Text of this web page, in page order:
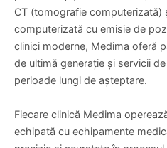
CT (tomografie computerizată)
computerizată cu emisie de
clinici moderne, Medima oferă
de ultimă generație și servicii
perioade lungi de așteptare.
Fiecare clinică Medima
echipată cu echipamente